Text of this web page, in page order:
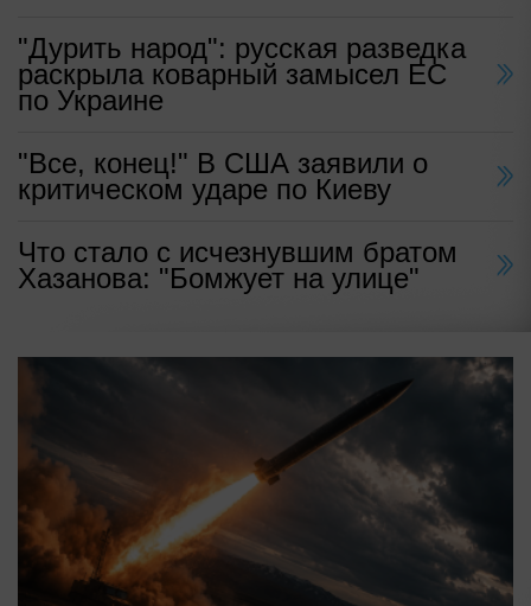
"Дурить народ": русская разведка
раскрыла коварный замысел ЕС
по Украине
"Все, конец!" В США заявили о
критическом ударе по Киеву
Что стало с исчезнувшим братом
Хазанова: "Бомжует на улице"